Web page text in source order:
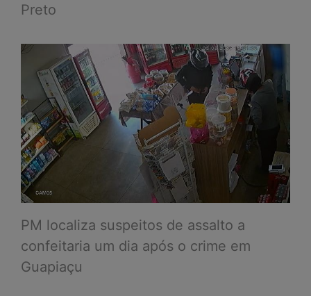
Preto
PM localiza suspeitos de assalto a
confeitaria um dia após o crime em
Guapiaçu